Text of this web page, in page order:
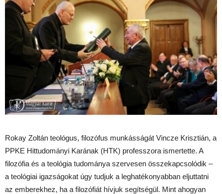
Rokay Zoltán teológus, filozófus munkásságát Vincze Krisztián, a
PPKE Hittudományi Karának (HTK) professzora ismertette. A
filozófia és a teológia tudománya szervesen összekapcsolódik –
a teológiai igazságokat úgy tudjuk a leghatékonyabban eljuttatni
az emberekhez, ha a filozófiát hívjuk segítségül. Mint ahogyan